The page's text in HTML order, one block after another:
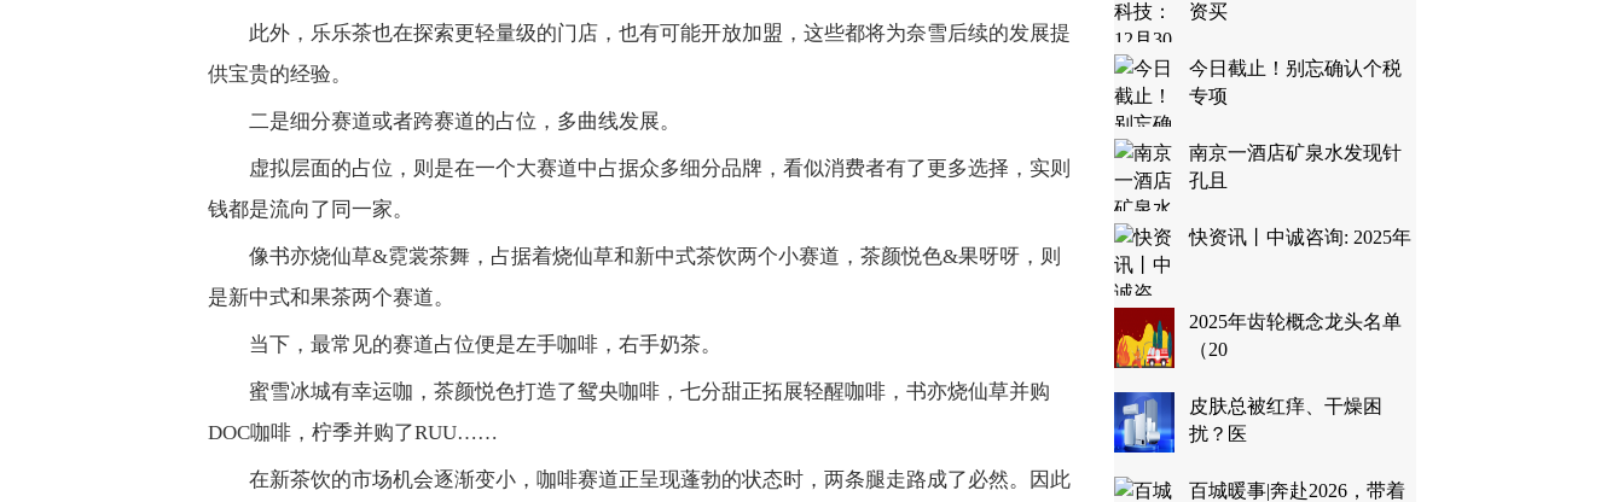
此外，乐乐茶也在探索更轻量级的门店，也有可能开放加盟，这些都将为奈雪后续的发展提
供宝贵的经验。
二是细分赛道或者跨赛道的占位，多曲线发展。
虚拟层面的占位，则是在一个大赛道中占据众多细分品牌，看似消费者有了更多选择，实则
钱都是流向了同一家。
像书亦烧仙草&霓裳茶舞，占据着烧仙草和新中式茶饮两个小赛道，茶颜悦色&果呀呀，则
是新中式和果茶两个赛道。
当下，最常见的赛道占位便是左手咖啡，右手奶茶。
蜜雪冰城有幸运咖，茶颜悦色打造了鸳央咖啡，七分甜正拓展轻醒咖啡，书亦烧仙草并购
DOC咖啡，柠季并购了RUU……
在新茶饮的市场机会逐渐变小，咖啡赛道正呈现蓬勃的状态时，两条腿走路成了必然。因此
资买
今日截止！别忘确认个税
专项
南京一酒店矿泉水发现针
孔且
快资讯丨中诚咨询: 2025年
2025年齿轮概念龙头名单
（20
皮肤总被红痒、干燥困
扰？医
百城暖事|奔赴2026，带着